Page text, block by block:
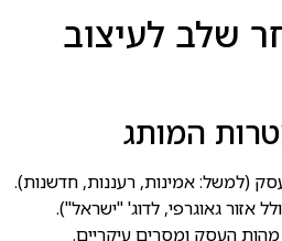
שלב לעיצוב
(למשל: אמינות, רעננות, חדשנות).
אזור גאוגרפי, לדוג' "ישראל").
העסק ומסרים עיקריים.